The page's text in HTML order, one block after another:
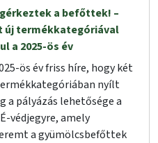
a befőttek! –
új termékkategóriával
a 2025-ös év
ös év friss híre, hogy két
nyílt
a pályázás lehetősége a
védjegyre, amely
a gyümölcsbefőttek